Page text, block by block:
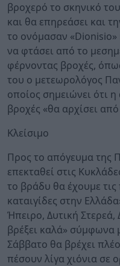
βροχερό το σκηνικό
και θα επηρεάσει και
το ονόμασαν «Dionisio»
να φτάσει από το
φέρνοντας βροχές,
του ο μετεωρολόγος
οποίος σημειώνει ότι
βροχές «θα αρχίσει
Κλείσιμο
Προς το απόγευμα της
επεκταθεί στις
το βράδυ θα έχουμε τις
καταιγίδες στην
Ήπειρο, Δυτική
βρέξει καλά» σύμφωνα
Σάββατο θα βρέχει
πέσουν λίγα χιόνια σε